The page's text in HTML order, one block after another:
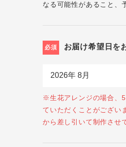
なる可能性があること、
必須 お届け希望日を
※生花アレンジの場合、
ていただくことがござい
から差し引いて制作させ